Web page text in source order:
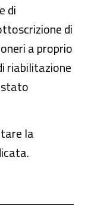
di
di
a proprio
riabilitazione
stato
la